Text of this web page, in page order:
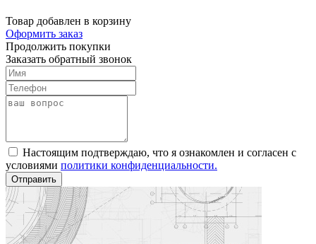
Товар добавлен в корзину
Оформить заказ
Продолжить покупки
Заказать обратный звонок
Настоящим подтверждаю, что я ознакомлен и согласен с
условиями политики конфиденциальности.
Отправить